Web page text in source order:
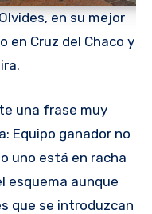
en su mejor
en Cruz del Chaco y
Equipo ganador no
uno está en racha
esquema aunque
que se introduzcan